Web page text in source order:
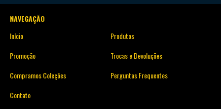
NAVEGAÇÃO
Início
Produtos
Promoção
Trocas e Devoluções
Compramos Coleções
Perguntas Frequentes
Contato